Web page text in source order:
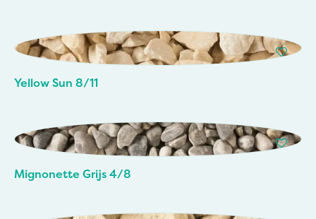
Yellow Sun 8/11
Mignonette Grijs 4/8